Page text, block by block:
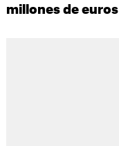
millones de euros